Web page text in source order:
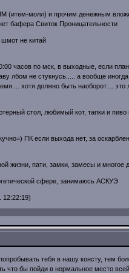
(итем-молл) и прочим денежным
бафера Свиток Проницательности
не китай
часов по мск, в выходные, если
лбом не стукнусь..... а вообще
хотя должно быть наоборот....
стол, любимый кот, тапки и пиво
ПК если выхода нет, за
жизни, пати, замки, замесы и многое
сфере, занимаюсь АСКУЭ
12:22:19)
тебя в нашу консту, тем
что бы пойди в нормальное место